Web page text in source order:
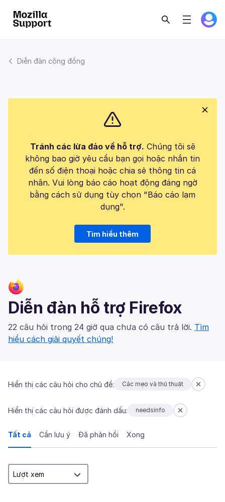
Diễn đàn cộng đồng
Tránh các lừa đảo về hỗ trợ. Chúng tôi sẽ
không bao giờ yêu cầu bạn gọi hoặc nhắn tin
đến số điện thoại hoặc chia sẻ thông tin cá
nhân. Vui lòng báo cáo hoạt động đáng ngờ
bằng cách sử dụng tùy chọn "Báo cáo lạm
dụng".
Tìm hiểu thêm
Diễn đàn hỗ trợ Firefox
22 câu hỏi trong 24 giờ qua chưa có câu trả lời. Tìm
hiểu cách giải quyết chúng!
Hiển thị các câu hỏi cho chủ đề: Các mẹo và thủ thuật
Hiển thị các câu hỏi được đánh dấu: needsinfo
Tất cả Cần lưu ý Đã phản hồi Xong